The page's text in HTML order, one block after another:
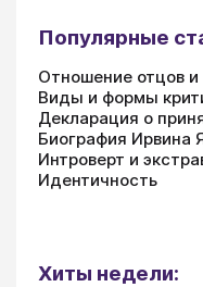
Популярные
Отношение отцов и
Виды и формы
Декларация о
Биография Ирвина
Интроверт и
Идентичность
Хиты недели: